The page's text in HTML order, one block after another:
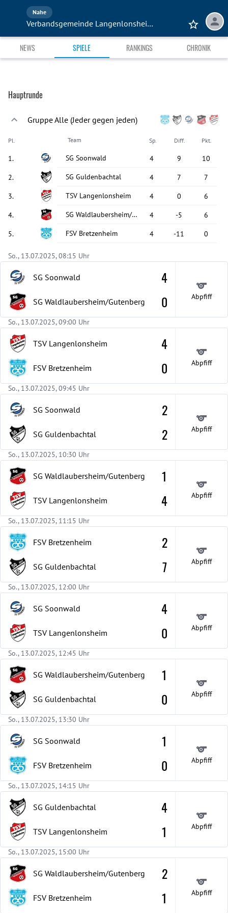
Nahe
Verbandsgemeinde Langenlonsheim-Stromberg 2025
NEWS SPIELE RANKINGS CHRONIK
Hauptrunde
Gruppe Alle (Jeder gegen jeden)
Pl. Team Sp. Diff. Pkt.
1. SG Soonwald 4 9 10
2. SG Guldenbachtal 4 7 7
3. TSV Langenlonsheim 4 0 6
4. SG Waldlaubersheim/Gutenberg 4 -5 6
5. FSV Bretzenheim 4 -11 0
So., 13.07.2025, 08:15 Uhr
SG Soonwald
SG Waldlaubersheim/Gutenberg
4
0
Abpfiff
So., 13.07.2025, 09:00 Uhr
TSV Langenlonsheim
FSV Bretzenheim
4
0
Abpfiff
So., 13.07.2025, 09:45 Uhr
SG Soonwald
SG Guldenbachtal
2
2
Abpfiff
So., 13.07.2025, 10:30 Uhr
SG Waldlaubersheim/Gutenberg
TSV Langenlonsheim
1
4
Abpfiff
So., 13.07.2025, 11:15 Uhr
FSV Bretzenheim
SG Guldenbachtal
2
7
Abpfiff
So., 13.07.2025, 12:00 Uhr
SG Soonwald
TSV Langenlonsheim
4
0
Abpfiff
So., 13.07.2025, 12:45 Uhr
SG Waldlaubersheim/Gutenberg
SG Guldenbachtal
1
0
Abpfiff
So., 13.07.2025, 13:30 Uhr
SG Soonwald
FSV Bretzenheim
1
0
Abpfiff
So., 13.07.2025, 14:15 Uhr
SG Guldenbachtal
TSV Langenlonsheim
4
1
Abpfiff
So., 13.07.2025, 15:00 Uhr
SG Waldlaubersheim/Gutenberg
FSV Bretzenheim
2
1
Abpfiff